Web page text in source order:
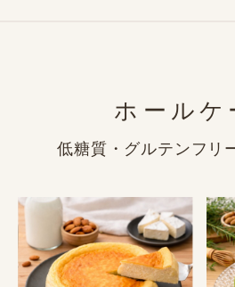
ホールケ
低糖質・グルテンフリ